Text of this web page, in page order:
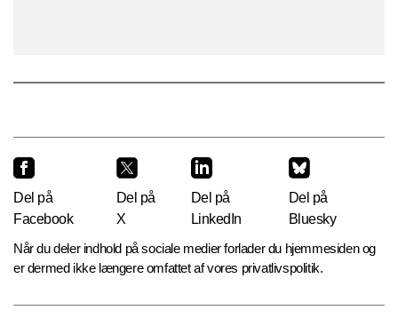
Del på
Facebook
Del på
X
Del på
LinkedIn
Del på
Bluesky
Når du deler indhold på sociale medier forlader du hjemmesiden og
er dermed ikke længere omfattet af vores privatlivspolitik.